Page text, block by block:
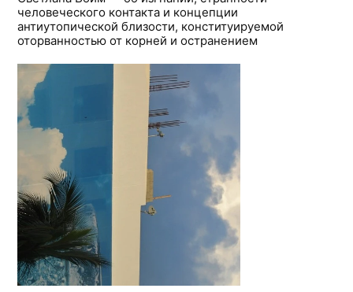
человеческого контакта и концепции
антиутопической близости, конституируемой
оторванностью от корней и остранением